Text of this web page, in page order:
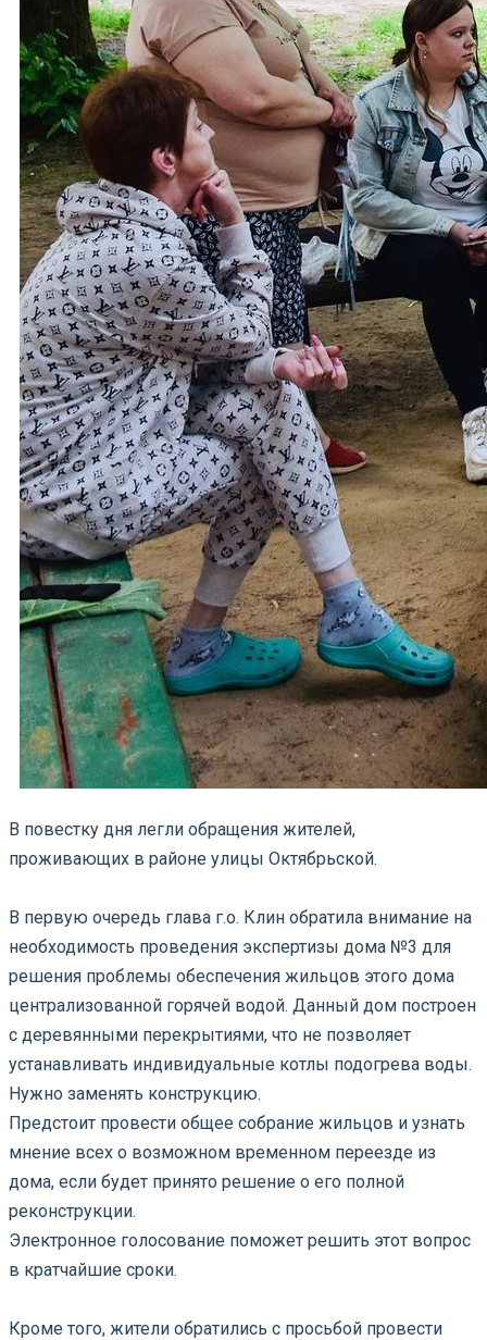
В повестку дня легли обращения жителей,
проживающих в районе улицы Октябрьской.
В первую очередь глава г.о. Клин обратила внимание на
необходимость проведения экспертизы дома №3 для
решения проблемы обеспечения жильцов этого дома
централизованной горячей водой. Данный дом построен
с деревянными перекрытиями, что не позволяет
устанавливать индивидуальные котлы подогрева воды.
Нужно заменять конструкцию.
Предстоит провести общее собрание жильцов и узнать
мнение всех о возможном временном переезде из
дома, если будет принято решение о его полной
реконструкции.
Электронное голосование поможет решить этот вопрос
в кратчайшие сроки.
Кроме того, жители обратились с просьбой провести